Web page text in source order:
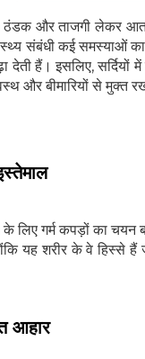
ठंडक और ताजगी लेकर
संबंधी कई समस्याओं
देती हैं। इसलिए,
और बीमारियों से मुक्त
के लिए गर्म कपड़ों का
यह शरीर के वे हिस्से
आहार